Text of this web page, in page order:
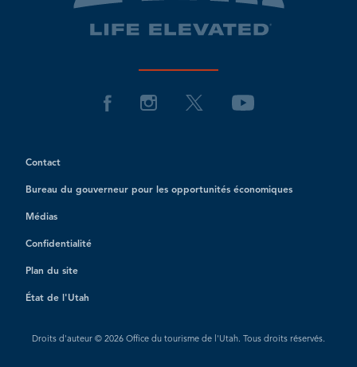
Contact
Bureau du gouverneur pour les opportunités économiques
Médias
Confidentialité
Plan du site
État de l'Utah
Droits d'auteur © 2026 Office du tourisme de l'Utah. Tous droits réservés.